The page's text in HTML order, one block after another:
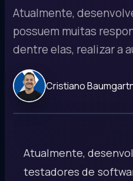
Atualmente,
possuem muitas
dentre elas, realizar a
Cristiano
Atualmente,
testadores de